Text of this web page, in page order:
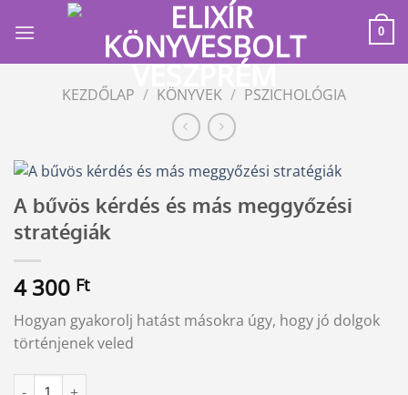
0
KEZDŐLAP / KÖNYVEK / PSZICHOLÓGIA
A bűvös kérdés és más meggyőzési
stratégiák
4 300 Ft
Hogyan gyakorolj hatást másokra úgy, hogy jó dolgok
történjenek veled
A bűvös kérdés és más meggyőzési stratégiák mennyiség
Alternative: